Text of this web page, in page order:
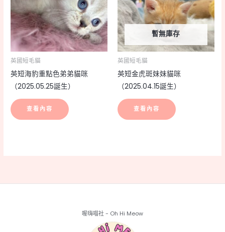
英國短毛貓
英短海豹重點色弟弟貓咪
（2025.05.25誕生）
查看內容
暫無庫存
英國短毛貓
英短金虎斑妹妹貓咪
（2025.04.15誕生）
查看內容
喔嗨喵社 - Oh Hi Meow